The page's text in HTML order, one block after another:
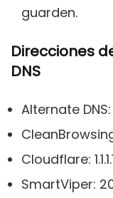
guarden.
Direcciones
DNS
Alternate DNS:
Cloudflare:
SmartViper: